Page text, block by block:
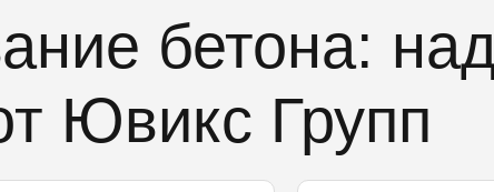
бетона:
Ювикс Групп